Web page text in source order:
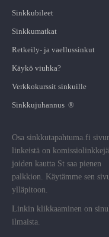
Sinkkubileet
Sinkkumatkat
Retkeily- ja vaellussinkut
Käykö viuhka?
Verkkokurssit sinkuille
Sinkkujuhannus ®
Osa sinkkutapahtuma.fi
linkeistä on komissiolinkkejä,
joiden kautta St saa pienen
palkkion. Käytämme sen
ylläpitoon.
Linkin klikkaaminen on
ilmaista.